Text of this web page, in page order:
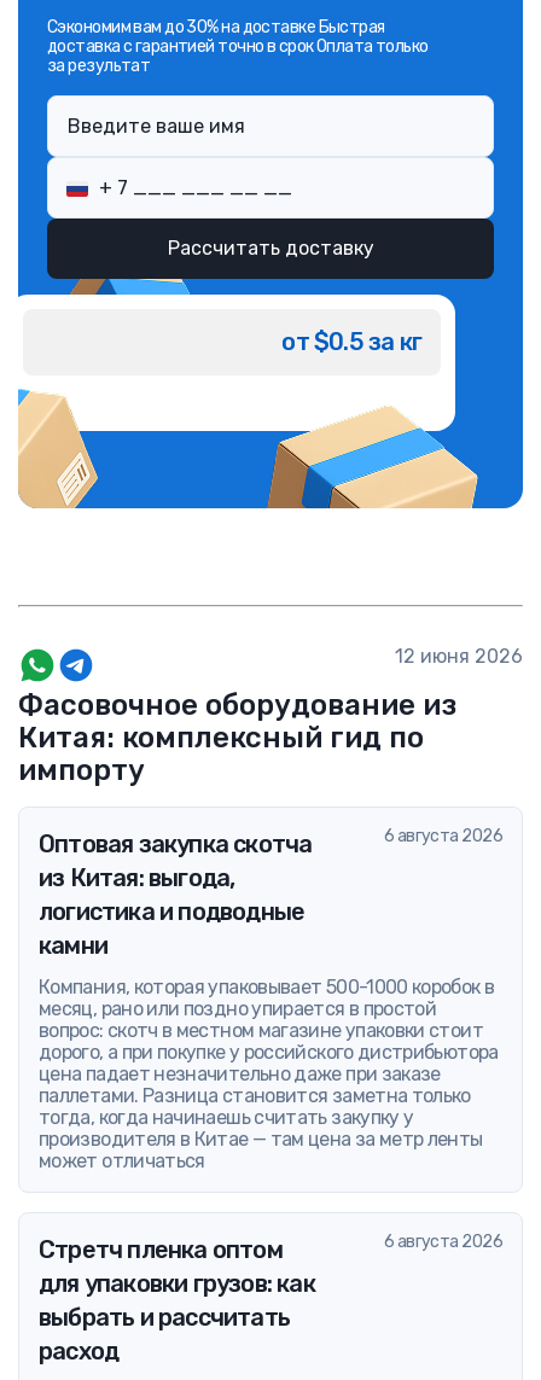
Фасовочное оборудование из
Китая: комплексный гид по
импорту
Сэкономим вам до 30% на доставке Быстрая
доставка с гарантией точно в срок Оплата только
за результат
Рассчитать доставку
от $0.5 за кг
12 июня 2026
Оптовая закупка скотча
из Китая: выгода,
логистика и подводные
камни
6 августа 2026
Компания, которая упаковывает 500-1000 коробок в
месяц, рано или поздно упирается в простой
вопрос: скотч в местном магазине упаковки стоит
дорого, а при покупке у российского дистрибьютора
цена падает незначительно даже при заказе
паллетами. Разница становится заметна только
тогда, когда начинаешь считать закупку у
производителя в Китае — там цена за метр ленты
может отличаться
Стретч пленка оптом
для упаковки грузов: как
выбрать и рассчитать
расход
6 августа 2026